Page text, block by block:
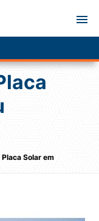
Solar em